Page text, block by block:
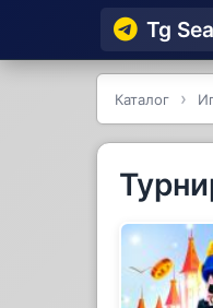
Tg
Каталог